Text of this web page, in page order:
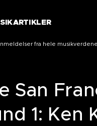
fra hele
San
1: Ken